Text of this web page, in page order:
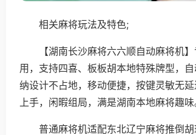
相关麻将玩法及特色;
【湖南长沙麻将六六顺自动麻将机
用，支持四喜、板板胡本地特殊牌型，
纳设计不占地，移动便捷，按键灵敏无
上手，闲暇组局，满是湖南本地麻将趣味
普通麻将机适配东北辽宁麻将推倒